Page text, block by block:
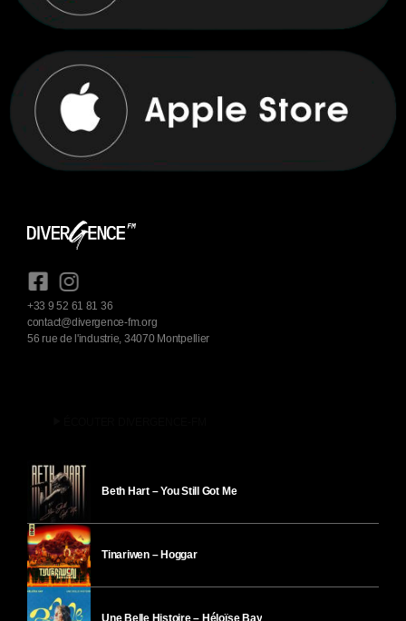
+33 9 52 61 81 36
contact@divergence-fm.org
56 rue de l'industrie, 34070 Montpellier
Beth Hart – You Still Got Me
Tinariwen – Hoggar